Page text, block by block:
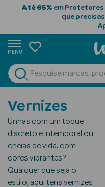
Até 65% em Protetores
que
MENU
Ver Tudo
Beauty Season
Cabelo
Profissional
Cosmética
Vernizes
Unhas com um toque
discreto e intemporal ou
cheias de vida, com
cores vibrantes?
Qualquer que seja o
estilo, aqui tens vernizes